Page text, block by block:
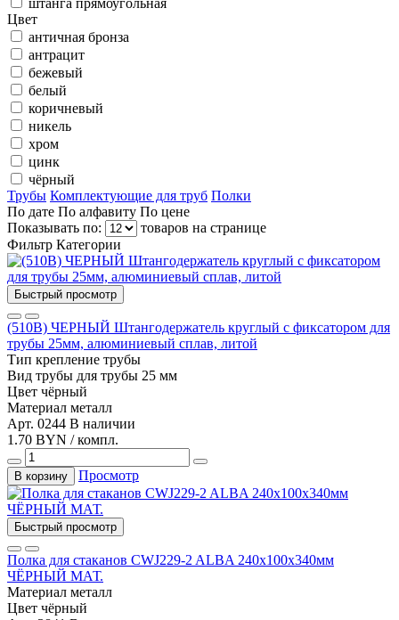
Цвет
античная бронза
антрацит
бежевый
белый
коричневый
никель
хром
цинк
чёрный
Трубы Комплектующие для труб Полки
По дате По алфавиту По цене
Показывать по:
товаров на странице
Фильтр Категории
Быстрый просмотр
(510B) ЧЕРНЫЙ Штангодержатель круглый с фиксатором для
трубы 25мм, алюминиевый сплав, литой
Тип крепление трубы
Вид трубы для трубы 25 мм
Цвет чёрный
Материал металл
Арт. 0244 В наличии
1.70 BYN / компл.
В корзину Просмотр
Быстрый просмотр
Полка для стаканов CWJ229-2 ALBA 240х100х340мм
ЧЁРНЫЙ МАТ.
Материал металл
Цвет чёрный